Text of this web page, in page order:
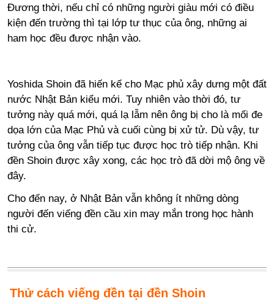
Đương thời, nếu chỉ có những người giàu mới có điều
kiện đến trường thì tại lớp tư thục của ông, những ai
ham học đều được nhận vào.
Yoshida Shoin đã hiến kế cho Mạc phủ xây dưng một đất
nước Nhật Bản kiểu mới. Tuy nhiên vào thời đó, tư
tưởng này quá mới, quá lạ lẫm nên ông bị cho là mối đe
dọa lớn của Mạc Phủ và cuối cùng bị xử tử. Dù vậy, tư
tưởng của ông vẫn tiếp tục được học trò tiếp nhận. Khi
đền Shoin được xây xong, các học trò đã dời mộ ông về
đây.
Cho đến nay, ở Nhật Bản vẫn không ít những dòng
người đến viếng đền cầu xin may mắn trong học hành
thi cử.
Thử cách viếng đền tại đền Shoin